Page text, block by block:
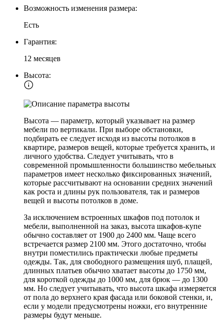
Возможность изменения размера:
Есть
Гарантия:
12 месяцев
Высота:
Высота — параметр, который указывает на размер
мебели по вертикали. При выборе обстановки,
подбирать ее следует исходя из высоты потолков в
квартире, размеров вещей, которые требуется хранить, и
личного удобства. Следует учитывать, что в
современной промышленности большинство мебельных
параметров имеет несколько фиксированных значений,
которые рассчитывают на основании средних значений
как роста и длины рук пользователя, так и размеров
вещей и высоты потолков в доме.
За исключением встроенных шкафов под потолок и
мебели, выполненной на заказ, высота шкафов-купе
обычно составляет от 1900 до 2400 мм. Чаще всего
встречается размер 2100 мм. Этого достаточно, чтобы
внутри поместились практически любые предметы
одежды. Так, для свободного размещения шуб, плащей,
длинных платьев обычно хватает высоты до 1750 мм,
для короткой одежды до 1000 мм, для брюк — до 1300
мм. Но следует учитывать, что высота шкафа измеряется
от пола до верхнего края фасада или боковой стенки, и,
если у модели предусмотрены ножки, его внутренние
размеры будут меньше.